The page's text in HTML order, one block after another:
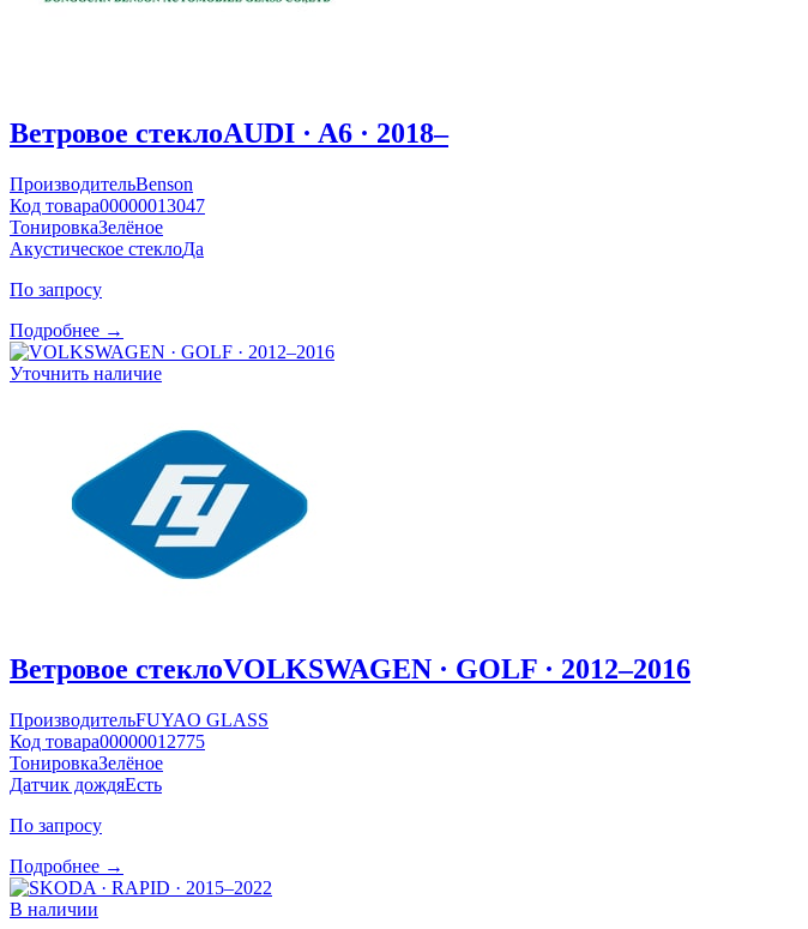
Ветровое стеклоAUDI · A6 · 2018–
ПроизводительBenson
Код товара00000013047
ТонировкаЗелёное
Акустическое стеклоДа
По запросу
Подробнее →
Уточнить наличие
Ветровое стеклоVOLKSWAGEN · GOLF · 2012–2016
ПроизводительFUYAO GLASS
Код товара00000012775
ТонировкаЗелёное
Датчик дождяЕсть
По запросу
Подробнее →
В наличии